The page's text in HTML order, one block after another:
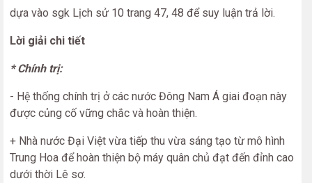
dựa vào sgk Lịch sử 10 trang 47, 48 để suy luận trả lời.
Lời giải chi tiết
* Chính trị:
- Hệ thống chính trị ở các nước Đông Nam Á giai đoạn này
được củng cố vững chắc và hoàn thiện.
+ Nhà nước Đại Việt vừa tiếp thu vừa sáng tạo từ mô hình
Trung Hoa để hoàn thiện bộ máy quân chủ đạt đến đỉnh cao
dưới thời Lê sơ.